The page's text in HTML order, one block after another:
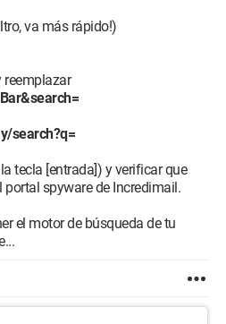
va más rápido!)
reemplazar
search?q=
tecla [entrada]) y verificar que
portal spyware de Incredimail.
el motor de búsqueda de tu